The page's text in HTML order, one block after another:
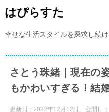
はぴらすた
幸せな生活スタイルを探求し続け
さとう珠緒｜現在の
もかわいすぎる！結
更新日： 2022年12月12日 公開日：